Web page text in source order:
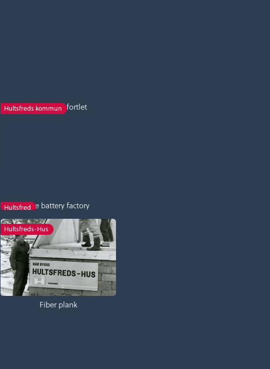
Hultsfreds kommun
Charles XI fortlet
HultsfredThe battery factory
Hultsfreds-Hus
Fiber plank